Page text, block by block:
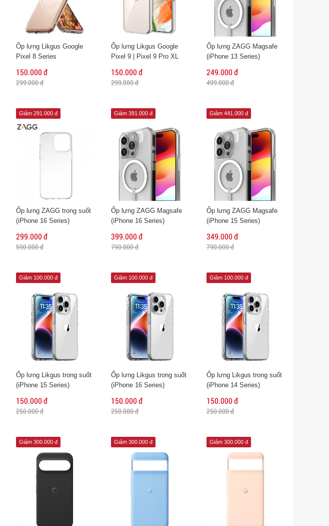
Ốp lưng Likgus Google
Pixel 8 Series
150.000 đ
299.000 đ
Ốp lưng Likgus Google
Pixel 9 | Pixel 9 Pro XL
150.000 đ
299.000 đ
Ốp lưng ZAGG Magsafe
(iPhone 13 Series)
249.000 đ
499.000 đ
Giảm 291.000 đ
Ốp lưng ZAGG trong suốt
(iPhone 16 Series)
299.000 đ
590.000 đ
Giảm 391.000 đ
Ốp lưng ZAGG Magsafe
(iPhone 16 Series)
399.000 đ
790.000 đ
Giảm 441.000 đ
Ốp lưng ZAGG Magsafe
(iPhone 15 Series)
349.000 đ
790.000 đ
Giảm 100.000 đ
Ốp lưng Likgus trong suốt
(iPhone 15 Series)
150.000 đ
250.000 đ
Giảm 100.000 đ
Ốp lưng Likgus trong suốt
(iPhone 16 Series)
150.000 đ
250.000 đ
Giảm 100.000 đ
Ốp lưng Likgus trong suốt
(iPhone 14 Series)
150.000 đ
250.000 đ
Giảm 300.000 đ Giảm 300.000 đ Giảm 300.000 đ